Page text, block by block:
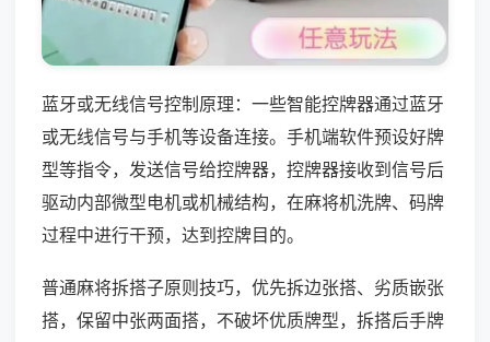
蓝牙或无线信号控制原理：一些智能控牌器通过蓝牙
或无线信号与手机等设备连接。手机端软件预设好牌
型等指令，发送信号给控牌器，控牌器接收到信号后
驱动内部微型电机或机械结构，在麻将机洗牌、码牌
过程中进行干预，达到控牌目的。
普通麻将拆搭子原则技巧，优先拆边张搭、劣质嵌张
搭，保留中张两面搭，不破坏优质牌型，拆搭后手牌